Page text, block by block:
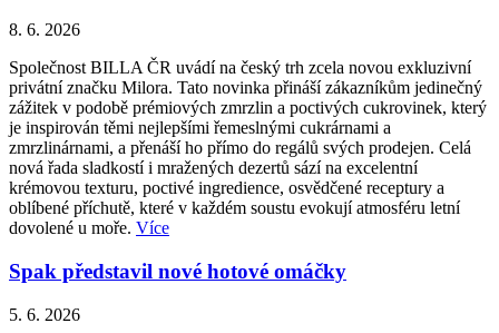
8. 6. 2026
Společnost BILLA ČR uvádí na český trh zcela novou exkluzivní
privátní značku Milora. Tato novinka přináší zákazníkům jedinečný
zážitek v podobě prémiových zmrzlin a poctivých cukrovinek, který
je inspirován těmi nejlepšími řemeslnými cukrárnami a
zmrzlinárnami, a přenáší ho přímo do regálů svých prodejen. Celá
nová řada sladkostí i mražených dezertů sází na excelentní
krémovou texturu, poctivé ingredience, osvědčené receptury a
oblíbené příchutě, které v každém soustu evokují atmosféru letní
dovolené u moře. Více
Spak představil nové hotové omáčky
5. 6. 2026